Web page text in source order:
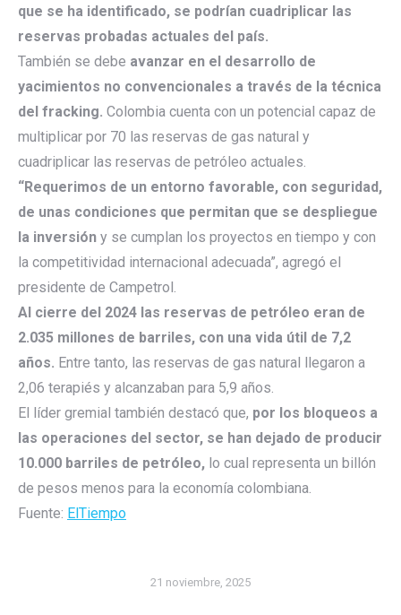
que se ha identificado, se podrían cuadriplicar las
reservas probadas actuales del país.
También se debe avanzar en el desarrollo de
yacimientos no convencionales a través de la técnica
del fracking. Colombia cuenta con un potencial capaz de
multiplicar por 70 las reservas de gas natural y
cuadriplicar las reservas de petróleo actuales.
“Requerimos de un entorno favorable, con seguridad,
de unas condiciones que permitan que se despliegue
la inversión y se cumplan los proyectos en tiempo y con
la competitividad internacional adecuada”, agregó el
presidente de Campetrol.
Al cierre del 2024 las reservas de petróleo eran de
2.035 millones de barriles, con una vida útil de 7,2
años. Entre tanto, las reservas de gas natural llegaron a
2,06 terapiés y alcanzaban para 5,9 años.
El líder gremial también destacó que, por los bloqueos a
las operaciones del sector, se han dejado de producir
10.000 barriles de petróleo, lo cual representa un billón
de pesos menos para la economía colombiana.
Fuente: ElTiempo
21 noviembre, 2025